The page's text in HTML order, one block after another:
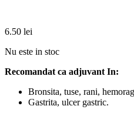
6.50 lei
Nu este in stoc
Recomandat ca adjuvant In:
Bronsita, tuse, rani,
Gastrita, ulcer gastric.